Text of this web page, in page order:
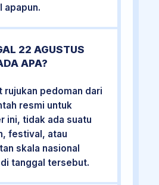
apapun.
22 AGUSTUS
APA?
rujukan pedoman dari
resmi untuk
ini, tidak ada suatu
festival, atau
skala nasional
tanggal tersebut.